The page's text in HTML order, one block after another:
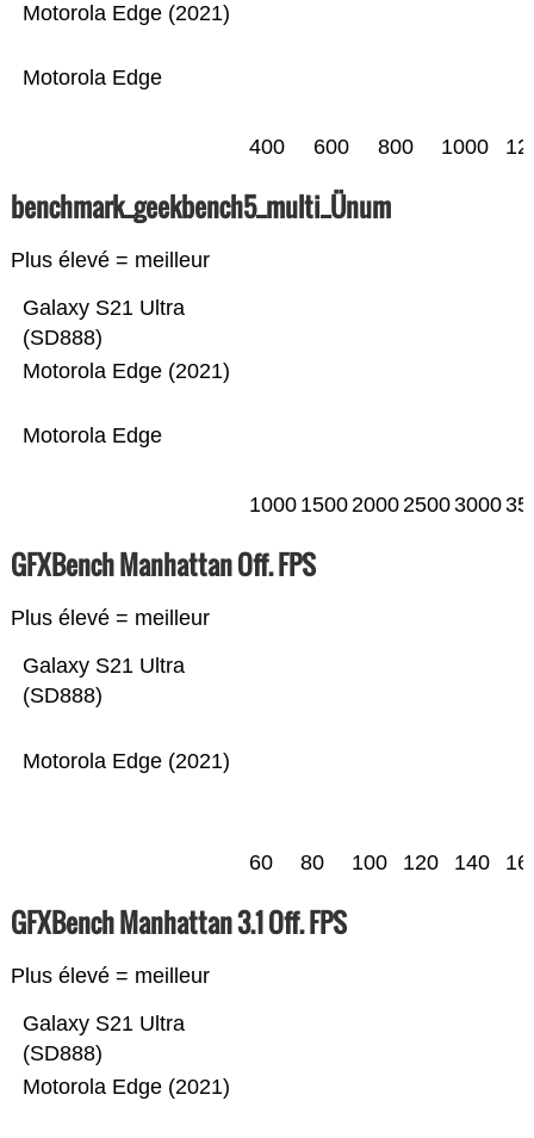
Motorola Edge
Motorola Edge (2021)
400 600 800 1000
benchmark_geekbench5_multi_Ünum
Plus élevé = meilleur
Motorola Edge
Motorola Edge (2021)
Galaxy S21 Ultra
(SD888)
1000 1500200025003000
GFXBench Manhattan Off. FPS
Plus élevé = meilleur
Motorola Edge (2021)
Galaxy S21 Ultra
(SD888)
60 80 100 120 140
GFXBench Manhattan 3.1 Off. FPS
Plus élevé = meilleur
Motorola Edge (2021)
Galaxy S21 Ultra
(SD888)